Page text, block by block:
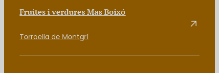
Fruites i verdures Mas Boixó
Torroella de Montgrí